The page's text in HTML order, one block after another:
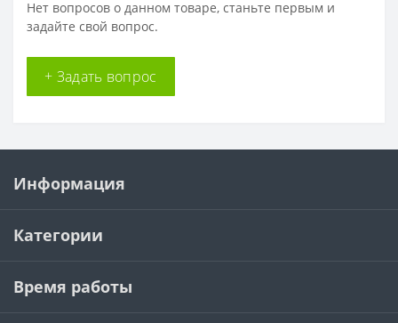
Нет вопросов о данном товаре, станьте первым и
задайте свой вопрос.
+ Задать вопрос
Информация
Категории
Время работы